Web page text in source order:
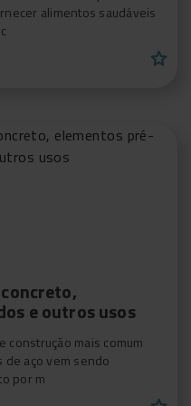
alimentos saudáveis
star
e outros usos
construção mais comum
de aço vem sendo
por m